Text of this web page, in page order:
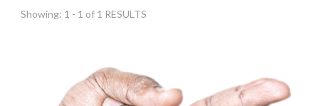
Showing: 1 - 1 of 1 RESULTS